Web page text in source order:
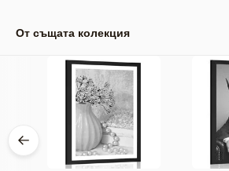
От същата колекция